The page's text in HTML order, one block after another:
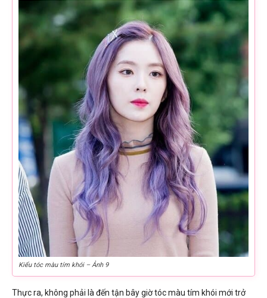
Kiểu tóc màu tím khói – Ảnh 9
Thực ra, không phải là đến tận bây giờ tóc màu tím khói mới trở